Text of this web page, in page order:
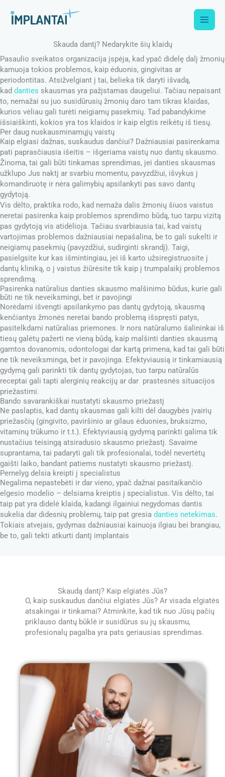
content
Skauda dantį? Nedarykite šių klaidų
Pasaulio sveikatos organizacija įspėja, kad ypač didelę dalį žmonių
kamuoja tokios problemos, kaip ėduonis, gingivitas ar
periodontitas. Atsižvelgiant į tai, belieka tik daryti išvadą,
kad danties skausmas yra pažįstamas daugeliui. Tačiau nepaisant
to, nemažai su juo susidūrusių žmonių daro tam tikras klaidas,
kurios vėliau gali turėti neigiamų pasekmių. Tad pabandykime
išsiaiškinti, kokios yra tos klaidos ir kaip elgtis reikėtų iš tiesų.
Per daug nuskausminamųjų vaistų
Kaip elgiasi dažnas, suskaudus dančiui? Dažniausiai pasirenkama
pati paprasčiausia išeitis – išgeriama vaistų nuo dantų skausmo.
Žinoma, tai gali būti tinkamas sprendimas, jei danties skausmas
užklupo Jus naktį ar svarbiu momentu, pavyzdžiui, išvykus į
komandiruotę ir nėra galimybių apsilankyti pas savo dantų
gydytoją.
Vis dėlto, praktika rodo, kad nemaža dalis žmonių šiuos vaistus
neretai pasirenka kaip problemos sprendimo būdą, tuo tarpu vizitą
pas gydytoją vis atidėlioja. Tačiau svarbiausia tai, kad vaistų
vartojimas problemos dažniausiai nepašalina, be to gali sukelti ir
neigiamų pasekmių (pavyzdžiui, sudirginti skrandį). Taigi,
pasielgsite kur kas išmintingiau, jei iš karto užsiregistruosite į
dantų kliniką, o į vaistus žiūrėsite tik kaip į trumpalaikį problemos
sprendimą.
Pasirenka natūralius danties skausmo malšinimo būdus, kurie gali
būti ne tik neveiksmingi, bet ir pavojingi
Norėdami išvengti apsilankymo pas dantų gydytoją, skausmą
kenčiantys žmonės neretai bando problemą išspręsti patys,
pasitelkdami natūralias priemones. Ir nors natūralumo šalininkai iš
tiesų galėtų pažerti ne vieną būdą, kaip malšinti danties skausmą
gamtos dovanomis, odontologai dar kartą primena, kad tai gali būti
ne tik neveiksminga, bet ir pavojinga. Efektyviausią ir tinkamiausią
gydymą gali parinkti tik dantų gydytojas, tuo tarpu natūralūs
receptai gali tapti alerginių reakcijų ar dar prastesnės situacijos
priežastimi.
Bando savarankiškai nustatyti skausmo priežastį
Ne paslaptis, kad dantų skausmas gali kilti dėl daugybės įvairių
priežasčių (gingivito, paviršinio ar gilaus ėduonies, bruksizmo,
vitaminų trūkumo ir t.t.). Efektyviausią gydymą parinkti galima tik
nustačius teisingą atsiradusio skausmo priežastį. Savaime
suprantama, tai padaryti gali tik profesionalai, todėl nevertėtų
gaišti laiko, bandant patiems nustatyti skausmo priežastį.
Pernelyg delsia kreipti į specialistus
Negalima nepastebėti ir dar vieno, ypač dažnai pasitaikančio
elgesio modelio – delsiama kreiptis į specialistus. Vis dėlto, tai
taip pat yra didelė klaida, kadangi ilgainiui negydomas dantis
sukelia dar didesnių problemų, taip pat gresia danties netekimas.
Tokiais atvejais, gydymas dažniausiai kainuoja ilgiau bei brangiau,
be to, gali tekti atkurti dantį implantais
Skaudą dantį? Kaip elgiatės Jūs?
O, kaip suskaudus dančiui elgiatės Jūs? Ar visada elgiatės
atsakingai ir tinkamai? Atminkite, kad tik nuo Jūsų pačių
priklauso dantų būklė ir susidūrus su jų skausmu,
profesionalų pagalba yra pats geriausias sprendimas.